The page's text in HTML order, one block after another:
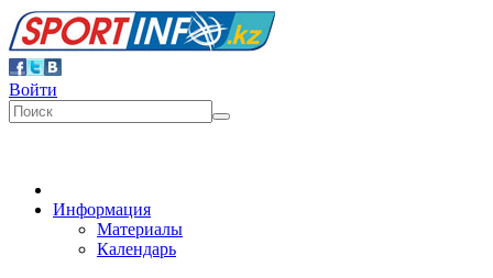
Войти
Информация
Материалы
Календарь